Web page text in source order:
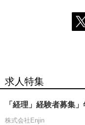
求人特集
「経理」経験者募集
株式会社Enjin